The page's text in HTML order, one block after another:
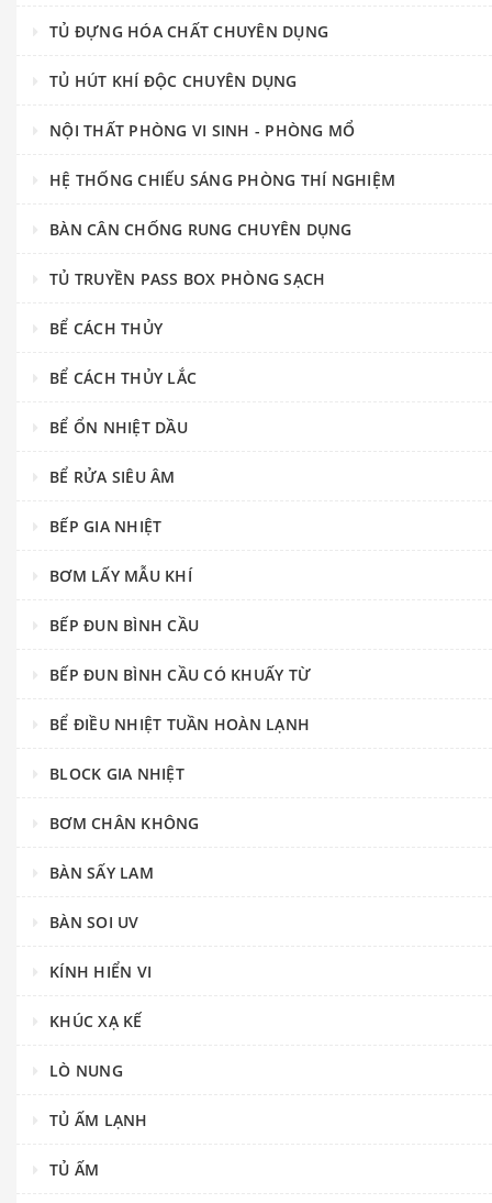
TỦ ĐỰNG HÓA CHẤT CHUYÊN DỤNG
TỦ HÚT KHÍ ĐỘC CHUYÊN DỤNG
NỘI THẤT PHÒNG VI SINH - PHÒNG MỔ
HỆ THỐNG CHIẾU SÁNG PHÒNG THÍ NGHIỆM
BÀN CÂN CHỐNG RUNG CHUYÊN DỤNG
TỦ TRUYỀN PASS BOX PHÒNG SẠCH
BỂ CÁCH THỦY
BỂ CÁCH THỦY LẮC
BỂ ỔN NHIỆT DẦU
BỂ RỬA SIÊU ÂM
BẾP GIA NHIỆT
BƠM LẤY MẪU KHÍ
BẾP ĐUN BÌNH CẦU
BẾP ĐUN BÌNH CẦU CÓ KHUẤY TỪ
BỂ ĐIỀU NHIỆT TUẦN HOÀN LẠNH
BLOCK GIA NHIỆT
BƠM CHÂN KHÔNG
BÀN SẤY LAM
BÀN SOI UV
KÍNH HIỂN VI
KHÚC XẠ KẾ
LÒ NUNG
TỦ ẤM LẠNH
TỦ ẤM